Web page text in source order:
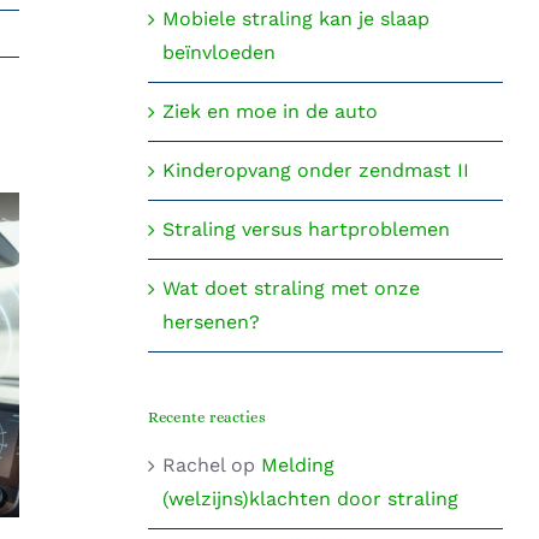
beïnvloeden
Mobiele straling kan je slaap
beïnvloeden
Ziek en moe in de auto
Kinderopvang onder zendmast II
Straling versus hartproblemen
Wat doet straling met onze
hersenen?
Recente reacties
Rachelop Melding
(welzijns)klachten door straling